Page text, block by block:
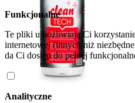
Funkcjonalne
Te pliki umożliwiają Ci
internetowej (innych niż
da Ci dostęp do pełnej
Analityczne